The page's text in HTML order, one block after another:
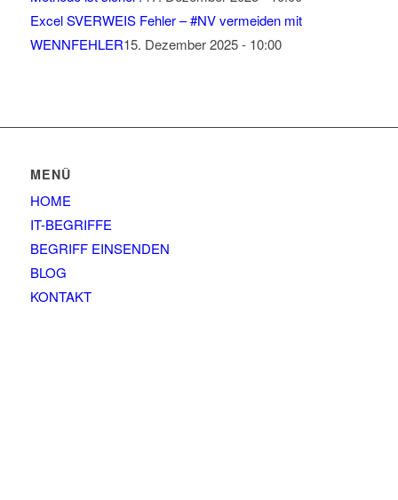
Excel SVERWEIS Fehler – #NV vermeiden mit
WENNFEHLER15. Dezember 2025 - 10:00
MENÜ
HOME
IT-BEGRIFFE
BEGRIFF EINSENDEN
BLOG
KONTAKT